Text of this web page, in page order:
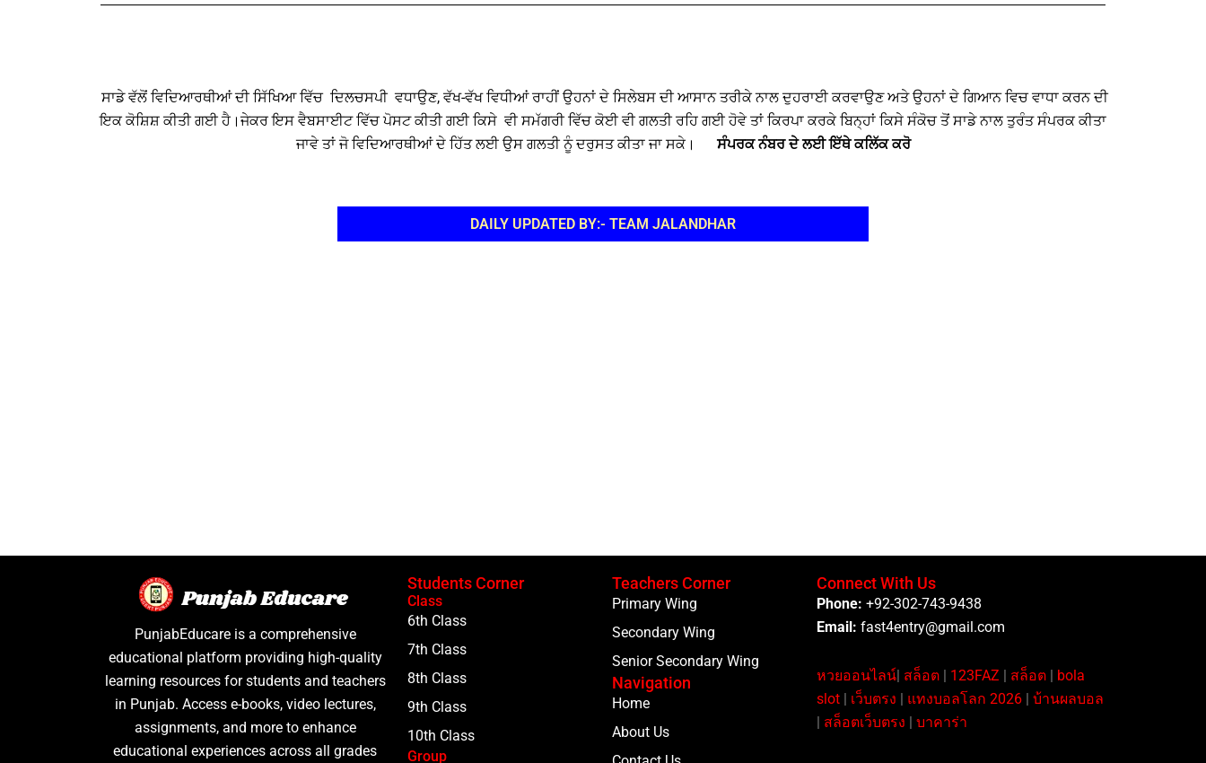
ਸਾਡੇਵੱਲੋਂ ਵਿਦਿਆਰਥੀਆਂ ਦੀ ਸਿੱਖਿਆ ਵਿੱਚ ਦਿਲਚਸਪੀ ਵਧਾਉਣ, ਵੱਖ-ਵੱਖ ਵਿਧੀਆਂ ਰਾਹੀਂ ਉਹਨਾਂ ਦੇ ਸਿਲੇਬਸ ਦੀ ਆਸਾਨ ਤਰੀਕੇ ਨਾਲ ਦੁਹਰਾਈ ਕਰਵਾਉਣ ਅਤੇ ਉਹਨਾਂ ਦੇ ਗਿਆਨ ਵਿਚ ਵਾਧਾ ਕਰਨ ਦੀ
ਇਕ ਕੋਸ਼ਿਸ਼ ਕੀਤੀ ਗਈ ਹੈ।ਜੇਕਰ ਇਸ ਵੈਬਸਾਈਟ ਵਿੱਚ ਪੋਸਟ ਕੀਤੀ ਗਈ ਕਿਸੇ ਵੀ ਸਮੱਗਰੀ ਵਿੱਚ ਕੋਈ ਵੀ ਗਲਤੀ ਰਹਿ ਗਈ ਹੋਵੇ ਤਾਂ ਕਿਰਪਾ ਕਰਕੇ ਬਿਨ੍ਹਾਂ ਕਿਸੇ ਸੰਕੋਚ ਤੋਂ ਸਾਡੇ ਨਾਲ ਤੁਰੰਤਸੰਪਰਕਕੀਤਾ
ਜਾਵੇ ਤਾਂ ਜੋ ਵਿਦਿਆਰਥੀਆਂ ਦੇ ਹਿੱਤ ਲਈ ਉਸ ਗਲਤੀ ਨੂੰ ਦਰੁਸਤ ਕੀਤਾ ਜਾ ਸਕੇ।
ਸੰਪਰਕ ਨੰਬਰ ਦੇ ਲਈ ਇੱਥੇ ਕਲਿੱਕ ਕਰੋ
DAILY UPDATED BY:- TEAM JALANDHAR
PunjabEducare is a comprehensive
educational platform providing high-quality
learning resources for students and teachers
in Punjab. Access e-books, video lectures,
assignments, and more to enhance
educational experiences across all grades
Students Corner
Class
6th Class
7th Class
8th Class
9th Class
10th Class
Group
Teachers Corner
Primary Wing
Secondary Wing
Senior Secondary Wing
Navigation
Home
About Us
Connect With Us
Phone: +92-302-743-9438
Email: fast4entry@gmail.com
หวยออนไลน์| สล็อต | 123FAZ | สล็อต | bola
slot | เว็บตรง | แทงบอลโลก 2026 | บ้านผลบอล
| สล็อตเว็บตรง | บาคาร่า